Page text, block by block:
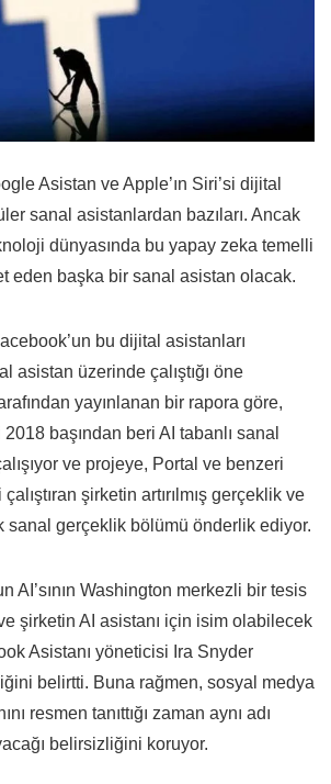
Asistan ve Apple’ın Siri’si dijital
sanal asistanlardan bazıları. Ancak
dünyasında bu yapay zeka temelli
eden başka bir sanal asistan olacak.
bu dijital asistanları
asistan üzerinde çalıştığı öne
yayınlanan bir rapora göre,
başından beri AI tabanlı sanal
ve projeye, Portal ve benzeri
şirketin artırılmış gerçeklik ve
sanal gerçeklik bölümü önderlik ediyor.
AI’sının Washington merkezli bir tesis
şirketin AI asistanı için isim olabilecek
Asistanı yöneticisi Ira Snyder
belirtti. Buna rağmen, sosyal medya
resmen tanıttığı zaman aynı adı
belirsizliğini koruyor.